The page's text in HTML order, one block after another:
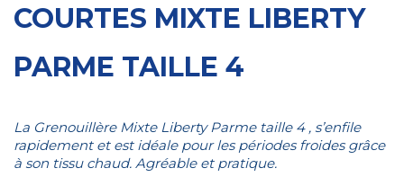
COURTES MIXTE LIBERTY
PARME TAILLE 4
La Grenouillère Mixte Liberty Parme taille 4 , s’enfile
rapidement et est idéale pour les périodes froides grâce
à son tissu chaud. Agréable et pratique.